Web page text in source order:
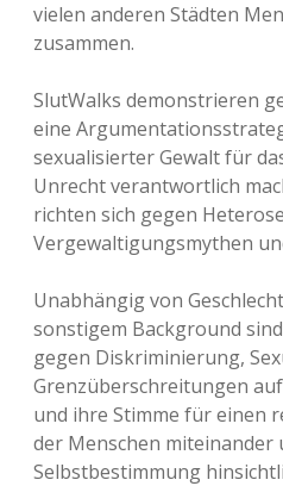
vielen anderen Städten
zusammen.
SlutWalks demonstrieren
eine
sexualisierter Gewalt für
Unrecht verantwortlich
richten sich gegen
Vergewaltigungsmythen
Unabhängig von
sonstigem Background
gegen Diskriminierung,
Grenzüberschreitungen
und ihre Stimme für einen
der Menschen miteinander
Selbstbestimmung